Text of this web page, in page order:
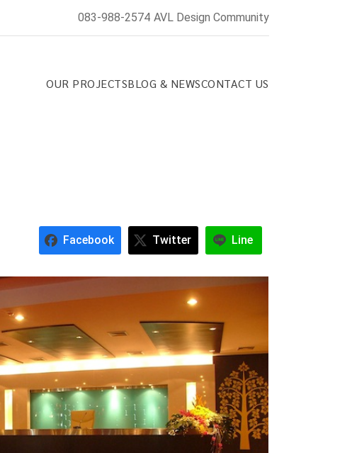
083-988-2574 AVL Design Community
OUR PROJECTSBLOG & NEWSCONTACT US
Facebook Twitter Line